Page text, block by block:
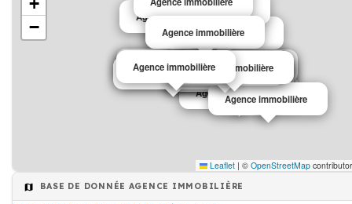
Agence immobilière
Agence immobilière
Agence immobilière
Agence immobilière
Agence immobilièreAgence immobilière
Agence immobilière
Agence immobilière
Agence immobilière
Agence immobilière
Agence immobilière
Agence immobilière
Agence immobilière
Agence immobilière
Agence immobilière
Agence immobilière
Agence immobilière
Agence immobilière
Agence immobilière
−
Leaflet | © OpenStreetMap
BASE DE DONNÉE AGENCE IMMOBILIÈRE